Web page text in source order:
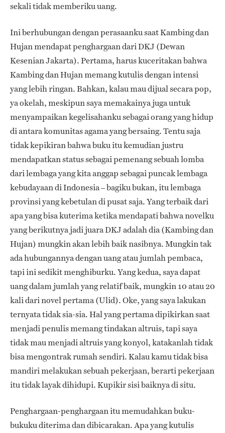
sekali tidak memberiku uang.
Ini berhubungan dengan perasaanku saat Kambing dan
Hujan mendapat penghargaan dari DKJ (Dewan
Kesenian Jakarta). Pertama, harus kuceritakan bahwa
Kambing dan Hujan memang kutulis dengan intensi
yang lebih ringan. Bahkan, kalau mau dijual secara pop,
ya okelah, meskipun saya memakainya juga untuk
menyampaikan kegelisahanku sebagai orang yang hidup
di antara komunitas agama yang bersaing. Tentu saja
tidak kepikiran bahwa buku itu kemudian justru
mendapatkan status sebagai pemenang sebuah lomba
dari lembaga yang kita anggap sebagai puncak lembaga
kebudayaan di Indonesia – bagiku bukan, itu lembaga
provinsi yang kebetulan di pusat saja. Yang terbaik dari
apa yang bisa kuterima ketika mendapati bahwa novelku
yang berikutnya jadi juara DKJ adalah dia (Kambing dan
Hujan) mungkin akan lebih baik nasibnya. Mungkin tak
ada hubungannya dengan uang atau jumlah pembaca,
tapi ini sedikit menghiburku. Yang kedua, saya dapat
uang dalam jumlah yang relatif baik, mungkin 10 atau 20
kali dari novel pertama (Ulid). Oke, yang saya lakukan
ternyata tidak sia-sia. Hal yang pertama dipikirkan saat
menjadi penulis memang tindakan altruis, tapi saya
tidak mau menjadi altruis yang konyol, katakanlah tidak
bisa mengontrak rumah sendiri. Kalau kamu tidak bisa
mandiri melakukan sebuah pekerjaan, berarti pekerjaan
itu tidak layak dihidupi. Kupikir sisi baiknya di situ.
Penghargaan-penghargaan itu memudahkan buku-
bukuku diterima dan dibicarakan. Apa yang kutulis